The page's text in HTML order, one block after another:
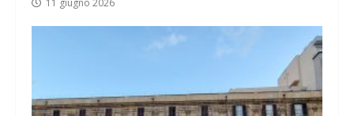
11 giugno 2026